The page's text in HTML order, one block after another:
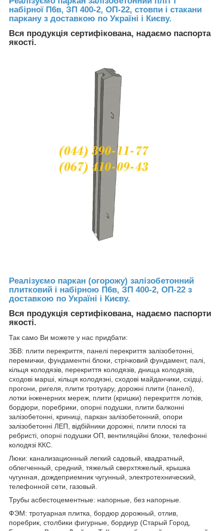
набірної П6в, ЗП 400-2, ОП-22, стовпи і стакани
паркану з доставкою по Україні і Києву.
Вся продукція сертифікована, надаємо паспорта
якості.
Реалізуємо паркан (огорожу) залізобетонний
плитковий і набірною П6в, ЗП 400-2, ОП-22 з
доставкою по Україні і Києву.
Вся продукція сертифікована, надаємо паспорти
якості.
Так само Ви можете у нас придбати:
ЗБВ: плити перекриття, панелі перекриття залізобетонні,
перемички, фундаментні блоки, стрічковий фундамент, палі,
кільця колодязів, перекриття колодязів, днища колодязів,
сходові марші, кільця колодязні, сходові майданчики, східці,
прогони, ригеля, плити тротуару, дорожні плити (панелі),
лотки інженерних мереж, плити (кришки) перекриття лотків,
бордюри, поребрики, опорні подушки, плити балконні
залізобетонні, криниці, паркан залізобетонний, опори
залізобетонні ЛЕП, відбійники дорожні, плити плоскі та
ребристі, опорні подушки ОП, вентиляційні блоки, телефонні
колодязі ККС.
Люки: канализационный легкий садовый, квадратный,
облегченный, средний, тяжелый сверхтяжелый, крышка
чугунная, дождеприемник чугунный, электротехнический,
телефонной сети, газовый.
Трубы асбестоцементные: напорные, без напорные.
ФЭМ: тротуарная плитка, бордюр дорожный, отлив,
поребрик, столбики фигурные, бордиур (Старый Город,